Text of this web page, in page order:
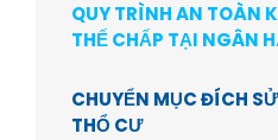
QUY TRÌNH AN TOÀN
THẾ CHẤP TẠI NGÂN
CHUYỂN MỤC ĐÍCH
THỔ CƯ